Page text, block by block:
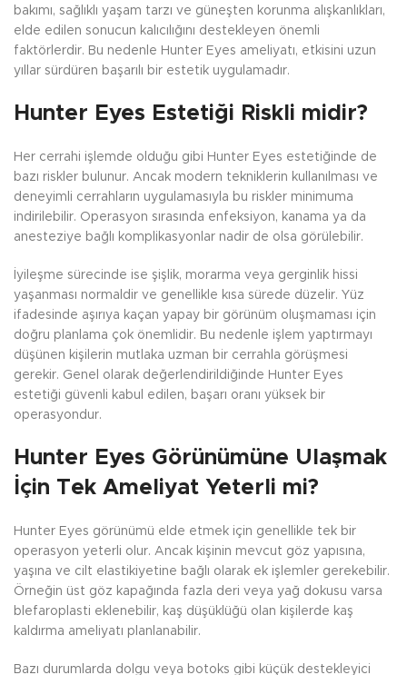
bakımı, sağlıklı yaşam tarzı ve güneşten korunma alışkanlıkları,
elde edilen sonucun kalıcılığını destekleyen önemli
faktörlerdir. Bu nedenle Hunter Eyes ameliyatı, etkisini uzun
yıllar sürdüren başarılı bir estetik uygulamadır.
Hunter Eyes Estetiği Riskli midir?
Her cerrahi işlemde olduğu gibi Hunter Eyes estetiğinde de
bazı riskler bulunur. Ancak modern tekniklerin kullanılması ve
deneyimli cerrahların uygulamasıyla bu riskler minimuma
indirilebilir. Operasyon sırasında enfeksiyon, kanama ya da
anesteziye bağlı komplikasyonlar nadir de olsa görülebilir.
İyileşme sürecinde ise şişlik, morarma veya gerginlik hissi
yaşanması normaldir ve genellikle kısa sürede düzelir. Yüz
ifadesinde aşırıya kaçan yapay bir görünüm oluşmaması için
doğru planlama çok önemlidir. Bu nedenle işlem yaptırmayı
düşünen kişilerin mutlaka uzman bir cerrahla görüşmesi
gerekir. Genel olarak değerlendirildiğinde Hunter Eyes
estetiği güvenli kabul edilen, başarı oranı yüksek bir
operasyondur.
Hunter Eyes Görünümüne Ulaşmak
İçin Tek Ameliyat Yeterli mi?
Hunter Eyes görünümü elde etmek için genellikle tek bir
operasyon yeterli olur. Ancak kişinin mevcut göz yapısına,
yaşına ve cilt elastikiyetine bağlı olarak ek işlemler gerekebilir.
Örneğin üst göz kapağında fazla deri veya yağ dokusu varsa
blefaroplasti eklenebilir, kaş düşüklüğü olan kişilerde kaş
kaldırma ameliyatı planlanabilir.
Bazı durumlarda dolgu veya botoks gibi küçük destekleyici